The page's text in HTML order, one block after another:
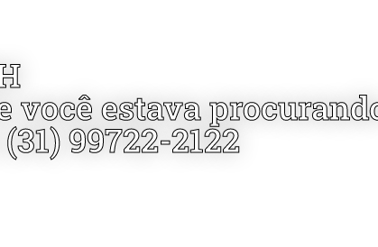
você estava
99722-2122